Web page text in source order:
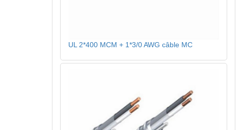
UL 2*400 MCM + 1*3/0 AWG câble MC